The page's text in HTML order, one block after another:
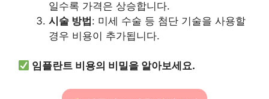
일수록 가격은 상승합니다.
시술 방법: 미세 수술 등 첨단 기술을 사용할
경우 비용이 추가됩니다.
임플란트 비용의 비밀을 알아보세요.